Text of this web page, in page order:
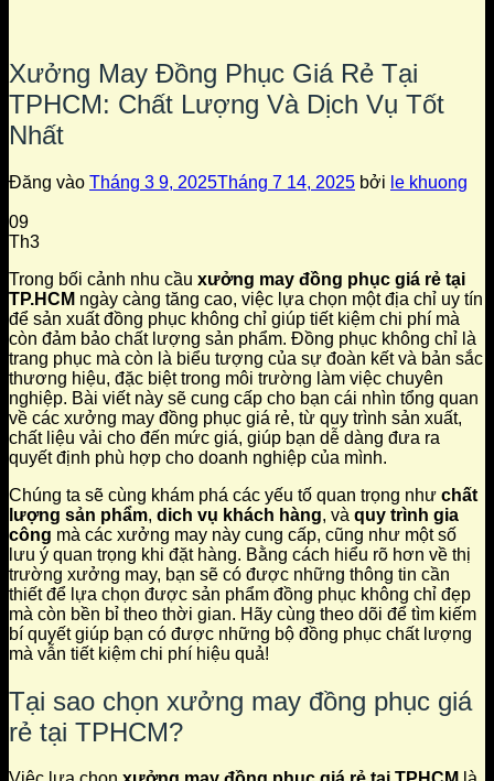
Xưởng May Đồng Phục Giá Rẻ Tại
TPHCM: Chất Lượng Và Dịch Vụ Tốt
Nhất
Đăng vào Tháng 3 9, 2025Tháng 7 14, 2025 bởi le khuong
09
Th3
Trong bối cảnh nhu cầu xưởng may đồng phục giá rẻ tại
TP.HCM ngày càng tăng cao, việc lựa chọn một địa chỉ uy tín
để sản xuất đồng phục không chỉ giúp tiết kiệm chi phí mà
còn đảm bảo chất lượng sản phẩm. Đồng phục không chỉ là
trang phục mà còn là biểu tượng của sự đoàn kết và bản sắc
thương hiệu, đặc biệt trong môi trường làm việc chuyên
nghiệp. Bài viết này sẽ cung cấp cho bạn cái nhìn tổng quan
về các xưởng may đồng phục giá rẻ, từ quy trình sản xuất,
chất liệu vải cho đến mức giá, giúp bạn dễ dàng đưa ra
quyết định phù hợp cho doanh nghiệp của mình.
Chúng ta sẽ cùng khám phá các yếu tố quan trọng như chất
lượng sản phẩm, dich vụ khách hàng, và quy trình gia
công mà các xưởng may này cung cấp, cũng như một số
lưu ý quan trọng khi đặt hàng. Bằng cách hiểu rõ hơn về thị
trường xưởng may, bạn sẽ có được những thông tin cần
thiết để lựa chọn được sản phẩm đồng phục không chỉ đẹp
mà còn bền bỉ theo thời gian. Hãy cùng theo dõi để tìm kiếm
bí quyết giúp bạn có được những bộ đồng phục chất lượng
mà vẫn tiết kiệm chi phí hiệu quả!
Tại sao chọn xưởng may đồng phục giá
rẻ tại TPHCM?